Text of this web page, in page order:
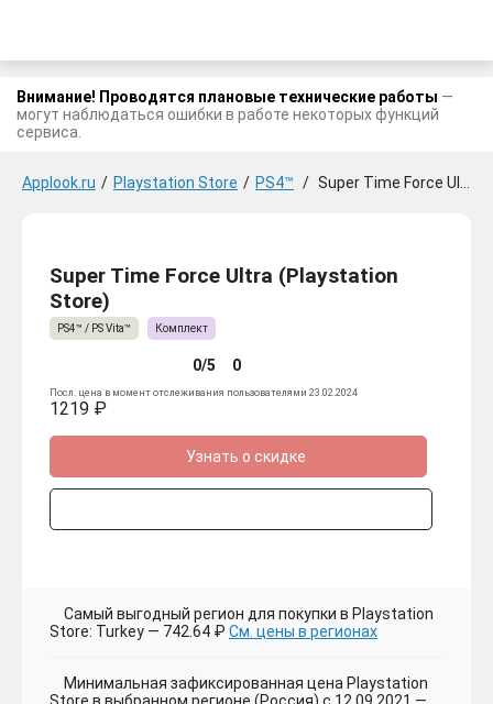
Внимание! Проводятся плановые технические работы —
могут наблюдаться ошибки в работе некоторых функций
сервиса.
Applook.ru / Playstation Store / PS4™ / Super Time Force Ultra
Super Time Force Ultra (Playstation
Store)
PS4™ / PS Vita™ Комплект
0/5 0
Посл. цена в момент отслеживания пользователями 23.02.2024
1219 ₽
Узнать о скидке
Самый выгодный регион для покупки в Playstation
Store: Turkey — 742.64 ₽ См. цены в регионах
Минимальная зафиксированная цена Playstation